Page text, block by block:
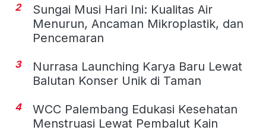
2
Sungai Musi Hari Ini: Kualitas Air
Menurun, Ancaman Mikroplastik, dan
Pencemaran
3
Nurrasa Launching Karya Baru Lewat
Balutan Konser Unik di Taman
4
WCC Palembang Edukasi Kesehatan
Menstruasi Lewat Pembalut Kain